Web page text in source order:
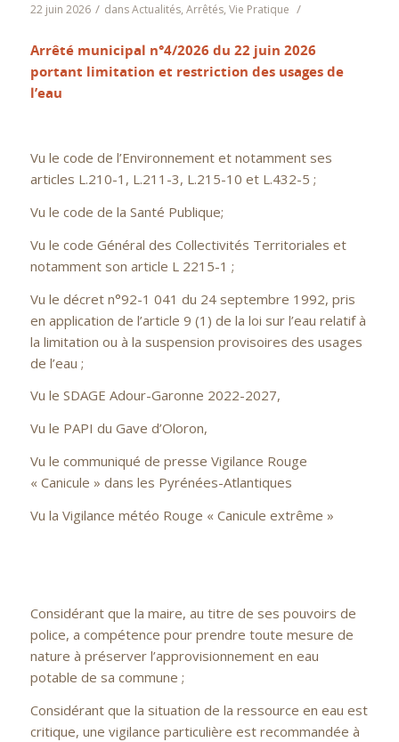
22 juin 2026 / dansActualités, Arrêtés, Vie Pratique /
Arrêté municipal n°4/2026 du 22 juin 2026
portant limitation et restriction des usages de
l’eau
Vu le code de l’Environnement et notamment ses
articles L.210-1, L.211-3, L.215-10 et L.432-5 ;
Vu le code de la Santé Publique;
Vu le code Général des Collectivités Territoriales et
notamment son article L 2215-1 ;
Vu le décret n°92-1 041 du 24 septembre 1992, pris
en application de l’article 9 (1) de la loi sur l’eau relatif à
la limitation ou à la suspension provisoires des usages
de l’eau ;
Vu le SDAGE Adour-Garonne 2022-2027,
Vu le PAPI du Gave d’Oloron,
Vu le communiqué de presse Vigilance Rouge
« Canicule » dans les Pyrénées-Atlantiques
Vu la Vigilance météo Rouge « Canicule extrême »
Considérant que la maire, au titre de ses pouvoirs de
police, a compétence pour prendre toute mesure de
nature à préserver l’approvisionnement en eau
potable de sa commune ;
Considérant que la situation de la ressource en eau est
critique, une vigilance particulière est recommandée à